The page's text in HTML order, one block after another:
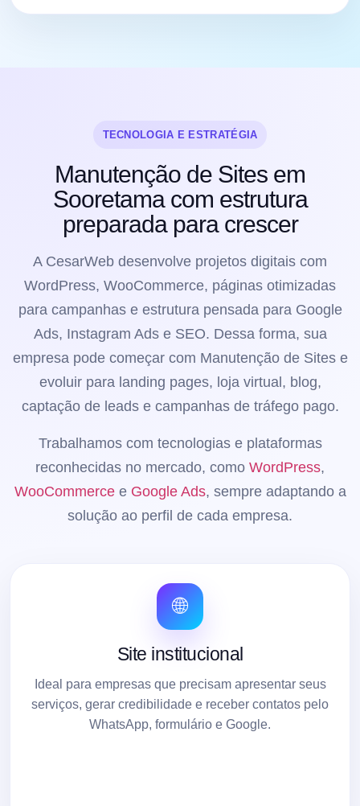
TECNOLOGIA E ESTRATÉGIA
Manutenção de Sites em
Sooretama com estrutura
preparada para crescer
A CesarWeb desenvolve projetos digitais com
WordPress, WooCommerce, páginas otimizadas
para campanhas e estrutura pensada para Google
Ads, Instagram Ads e SEO. Dessa forma, sua
empresa pode começar com Manutenção de Sites e
evoluir para landing pages, loja virtual, blog,
captação de leads e campanhas de tráfego pago.
Trabalhamos com tecnologias e plataformas
reconhecidas no mercado, como WordPress,
WooCommercee Google Ads, sempre adaptando a
solução ao perfil de cada empresa.
🌐
Site institucional
Ideal para empresas que precisam apresentar seus
serviços, gerar credibilidade e receber contatos pelo
WhatsApp, formulário e Google.